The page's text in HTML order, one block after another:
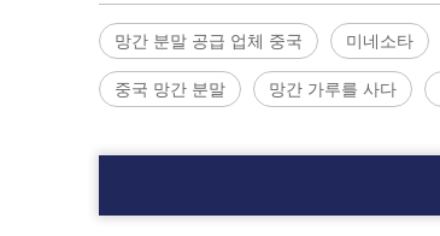
망간 분말 공급 업체 중국 미네소타
중국 망간 분말 망간 가루를 사다